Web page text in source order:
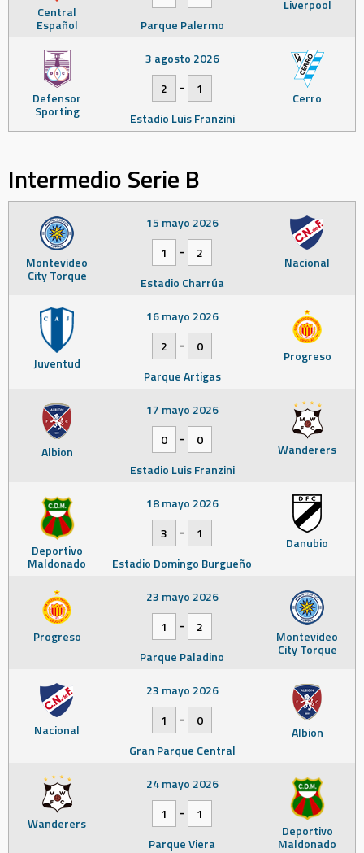
Central
Español
Liverpool
Parque Palermo
Defensor
Sporting
Cerro
3 agosto 2026
2
-
1
Estadio Luis Franzini
Intermedio Serie B
Montevideo
City Torque
Nacional
15 mayo 2026
1
-
2
Estadio Charrúa
Juventud Progreso
16 mayo 2026
2
-
0
Parque Artigas
Albion Wanderers
17 mayo 2026
0
-
0
Estadio Luis Franzini
Deportivo
Maldonado
Danubio
18 mayo 2026
3
-
1
Estadio Domingo Burgueño
Progreso Montevideo
City Torque
23 mayo 2026
1
-
2
Parque Paladino
Nacional Albion
23 mayo 2026
1
-
0
Gran Parque Central
Wanderers Deportivo
Maldonado
24 mayo 2026
1
-
1
Parque Viera